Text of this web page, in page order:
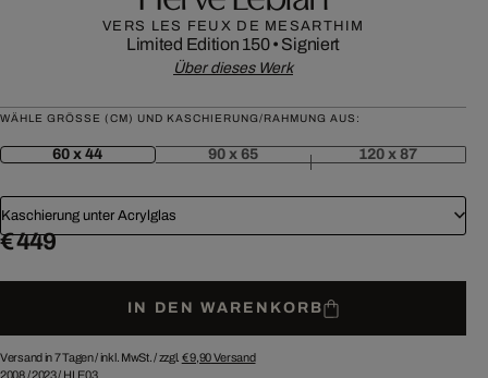
VERS LES FEUX DE MESARTHIM
Limited Edition 150• Signiert
Über dieses Werk
WÄHLE GRÖSSE (CM) UND KASCHIERUNG/RAHMUNG AUS:
60 x 44 90 x 65 120 x 87
Kaschierung unter Acrylglas
€ 449
IN DEN WARENKORB
Versand in 7 Tagen /inkl. MwSt. / zzgl. € 9,90Versand
2008/2023/ HLE03